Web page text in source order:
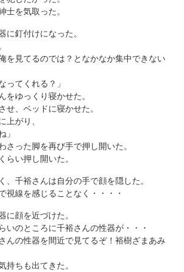
士を気取った。
に釘付けになった。
を見てるのでは？となかなか集中できない
ってくれる？」
をゆっくり寝かせた。
せ、ベッドに寝かせた。
上がり、
」
さった脚を再び手で押し開いた。
らい押し開いた。
、千裕さんは自分の手で顔を隠した。
視線を感じることなく・・・・
に顔を近づけた。
いのところに千裕さんの性器が・・・
んの性器を間近で見てるぞ！裕樹ざまあみ
持ちも出てきた。